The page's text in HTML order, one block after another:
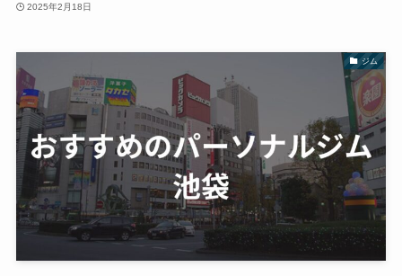
2025年2月18日
ジム